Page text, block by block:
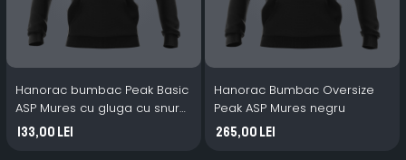
Hanorac bumbac Peak Basic
ASP Mures cu gluga cu snur
negru
133,00 Lei
Hanorac Bumbac Oversize
Peak ASP Mures negru
265,00 Lei